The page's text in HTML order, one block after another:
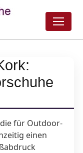
für Outdoor-
einen